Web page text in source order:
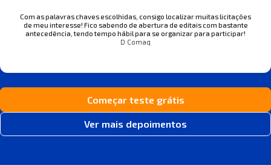
Com as palavras chaves escolhidas, consigo localizar muitas licitações
de meu interesse! Fico sabendo de abertura de editais com bastante
antecedência, tendo tempo hábil para se organizar para participar!
D Comaq
Começar teste grátis
Ver mais depoimentos